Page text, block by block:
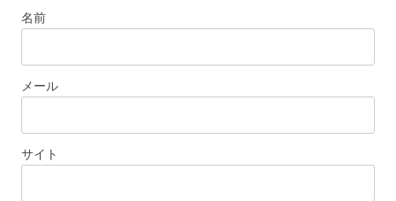
名前
メール
サイト